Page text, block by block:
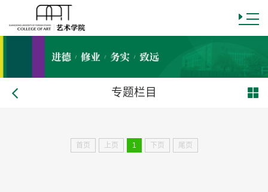
专题栏目
首页 上页 1 下页 尾页